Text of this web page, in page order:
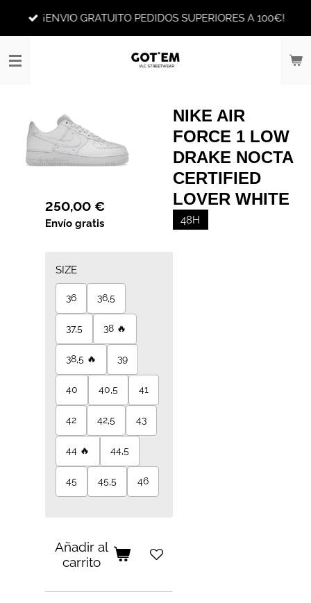
principal
¡ENVIO GRATUITO PEDIDOS SUPERIORES A 100€!
NIKE AIR
FORCE 1 LOW
DRAKE NOCTA
CERTIFIED
LOVER WHITE
48H
250,00 €
Envío gratis
SIZE
36 36,5
37,5 38 🔥
38,5 🔥 39
40 40,5 41
42 42,5 43
44 🔥 44,5
45 45,5 46
Añadir al
carrito